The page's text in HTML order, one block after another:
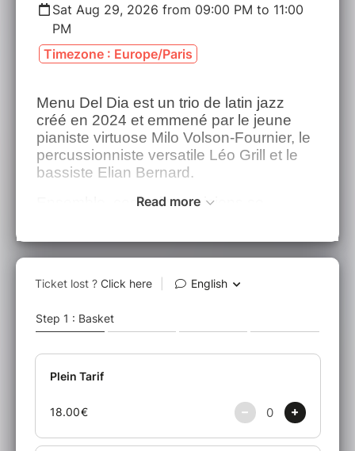
Sat Aug 29, 2026 from 09:00 PM to 11:00
PM
Timezone : Europe/Paris
Menu Del Dia est un trio de latin jazz
créé en 2024 et emmené par le jeune
pianiste virtuose Milo Volson-Fournier, le
percussionniste versatile Léo Grill et le
bassiste Elian Bernard.
Ensemble, ces trois musiciens se
standards de jazz en laissant la part belle
montuno salsa enflammés, ils créent un
concert haut en couleur, sous le signe de
la fête et du jazz !
Milo Volson-Fournier : piano
Read more